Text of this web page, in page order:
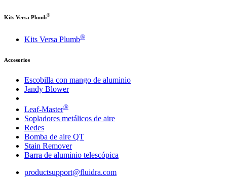
Kits Versa Plumb®
Kits Versa Plumb®
Accesorios
Escobilla con mango de aluminio
Jandy Blower
Leaf-Master®
Sopladores metálicos de aire
Redes
Bomba de aire QT
Stain Remover
Barra de aluminio telescópica
productsupport@fluidra.com